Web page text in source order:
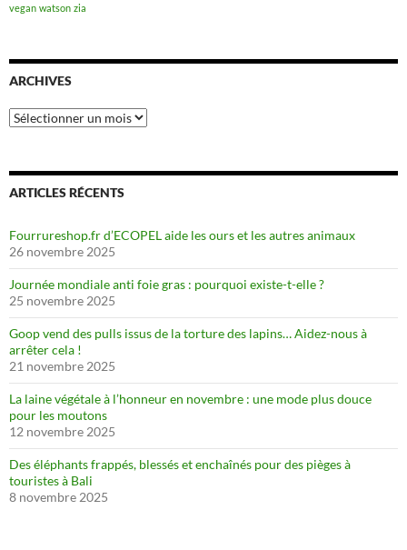
vegan watson zia
ARCHIVES
Archives
ARTICLES RÉCENTS
Fourrureshop.fr d’ECOPEL aide les ours et les autres animaux
26 novembre 2025
Journée mondiale anti foie gras : pourquoi existe-t-elle ?
25 novembre 2025
Goop vend des pulls issus de la torture des lapins… Aidez-nous à
arrêter cela !
21 novembre 2025
La laine végétale à l’honneur en novembre : une mode plus douce
pour les moutons
12 novembre 2025
Des éléphants frappés, blessés et enchaînés pour des pièges à
touristes à Bali
8 novembre 2025